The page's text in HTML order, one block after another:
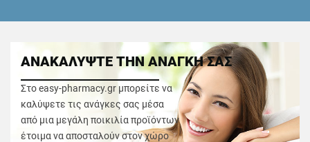
ΑΝΑΚΑΛΥΨΤΕ ΤΗΝ ΑΝΑΓΚΗ ΣΑΣ
Στο easy-pharmacy.gr μπορείτε να
καλύψετε τις ανάγκες σας μέσα
από μια μεγάλη ποικιλία προϊόντων
έτοιμα να αποσταλούν στον χώρο